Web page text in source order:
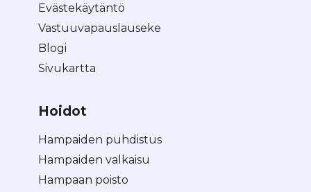
Evästekäytäntö
Vastuuvapauslauseke
Blogi
Sivukartta
Hoidot
Hampaiden puhdistus
Hampaiden valkaisu
Hampaan poisto